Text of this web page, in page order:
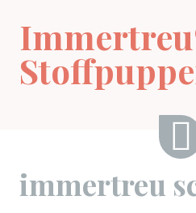
Inhalt
springen
immertreu